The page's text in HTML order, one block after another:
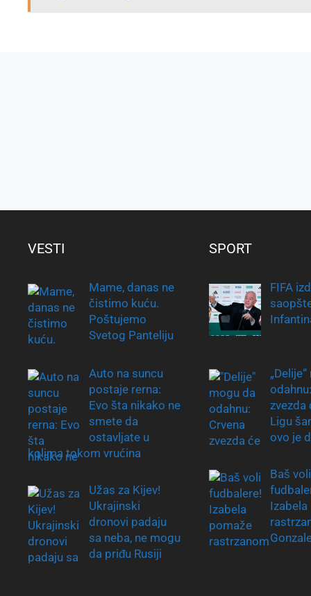
VESTI
Mame, danas ne
čistimo kuću.
Poštujemo
Svetog Panteliju
Auto na suncu
postaje rerna:
Evo šta nikako ne
smete da
ostavljate u
kolima tokom vrućina
Užas za Kijev!
Ukrajinski
dronovi padaju
sa neba, ne mogu
da priđu Rusiji
SPORT
FIFA
zvezda
Ligu
ovo je
Baš voli